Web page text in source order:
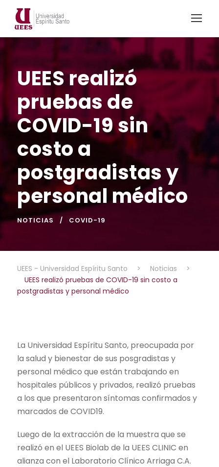
UEES realizó
pruebas de
COVID-19 sin
costo a
postgradistas y
personal médico
NOTICIAS COVID-19
UEES - Universidad Espíritu Santo > Noticias
>
UEES realizó pruebas de COVID-19 sin costo a
postgradistas y personal médico
La Universidad Espíritu Santo, preocupada por
la salud y bienestar de sus posgradistas y
personal médico que están trabajando en
hospitales públicos y privados, realizó pruebas
a los que presentaron síntomas confirmados y
marcados de COVID19.
Luego de la extracción de la muestra que se
realizó en el UEES Biolab de la UEES CLINIC en
alianza con el Laboratorio Clínico Arriaga C.A.